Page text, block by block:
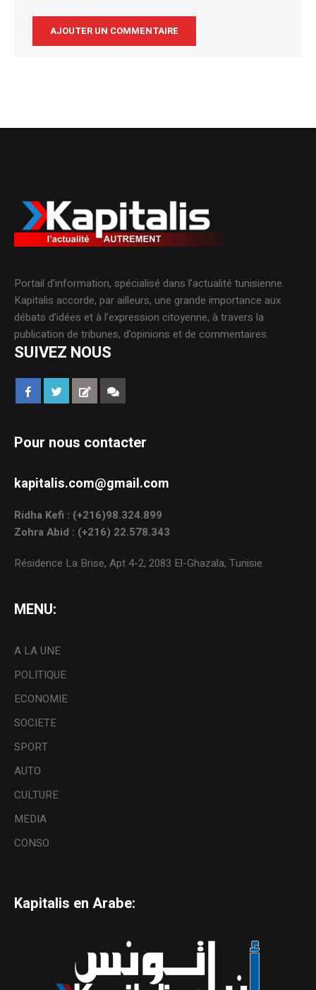
Portail d’information, spécialisé dans l’actualité tunisienne.
Kapitalis accorde, par ailleurs, une grande importance aux
débats d’idées et à l’expression citoyenne, à travers la
publication de tribunes, d’opinions et de commentaires.
SUIVEZ NOUS
Pour nous contacter
kapitalis.com@gmail.com
Ridha Kefi : (+216)98.324.899
Zohra Abid : (+216) 22.578.343
Résidence La Brise, Apt 4-2, 2083 El-Ghazala, Tunisie.
MENU:
A LA UNE
POLITIQUE
ECONOMIE
SOCIETE
SPORT
AUTO
CULTURE
MEDIA
CONSO
Kapitalis en Arabe: